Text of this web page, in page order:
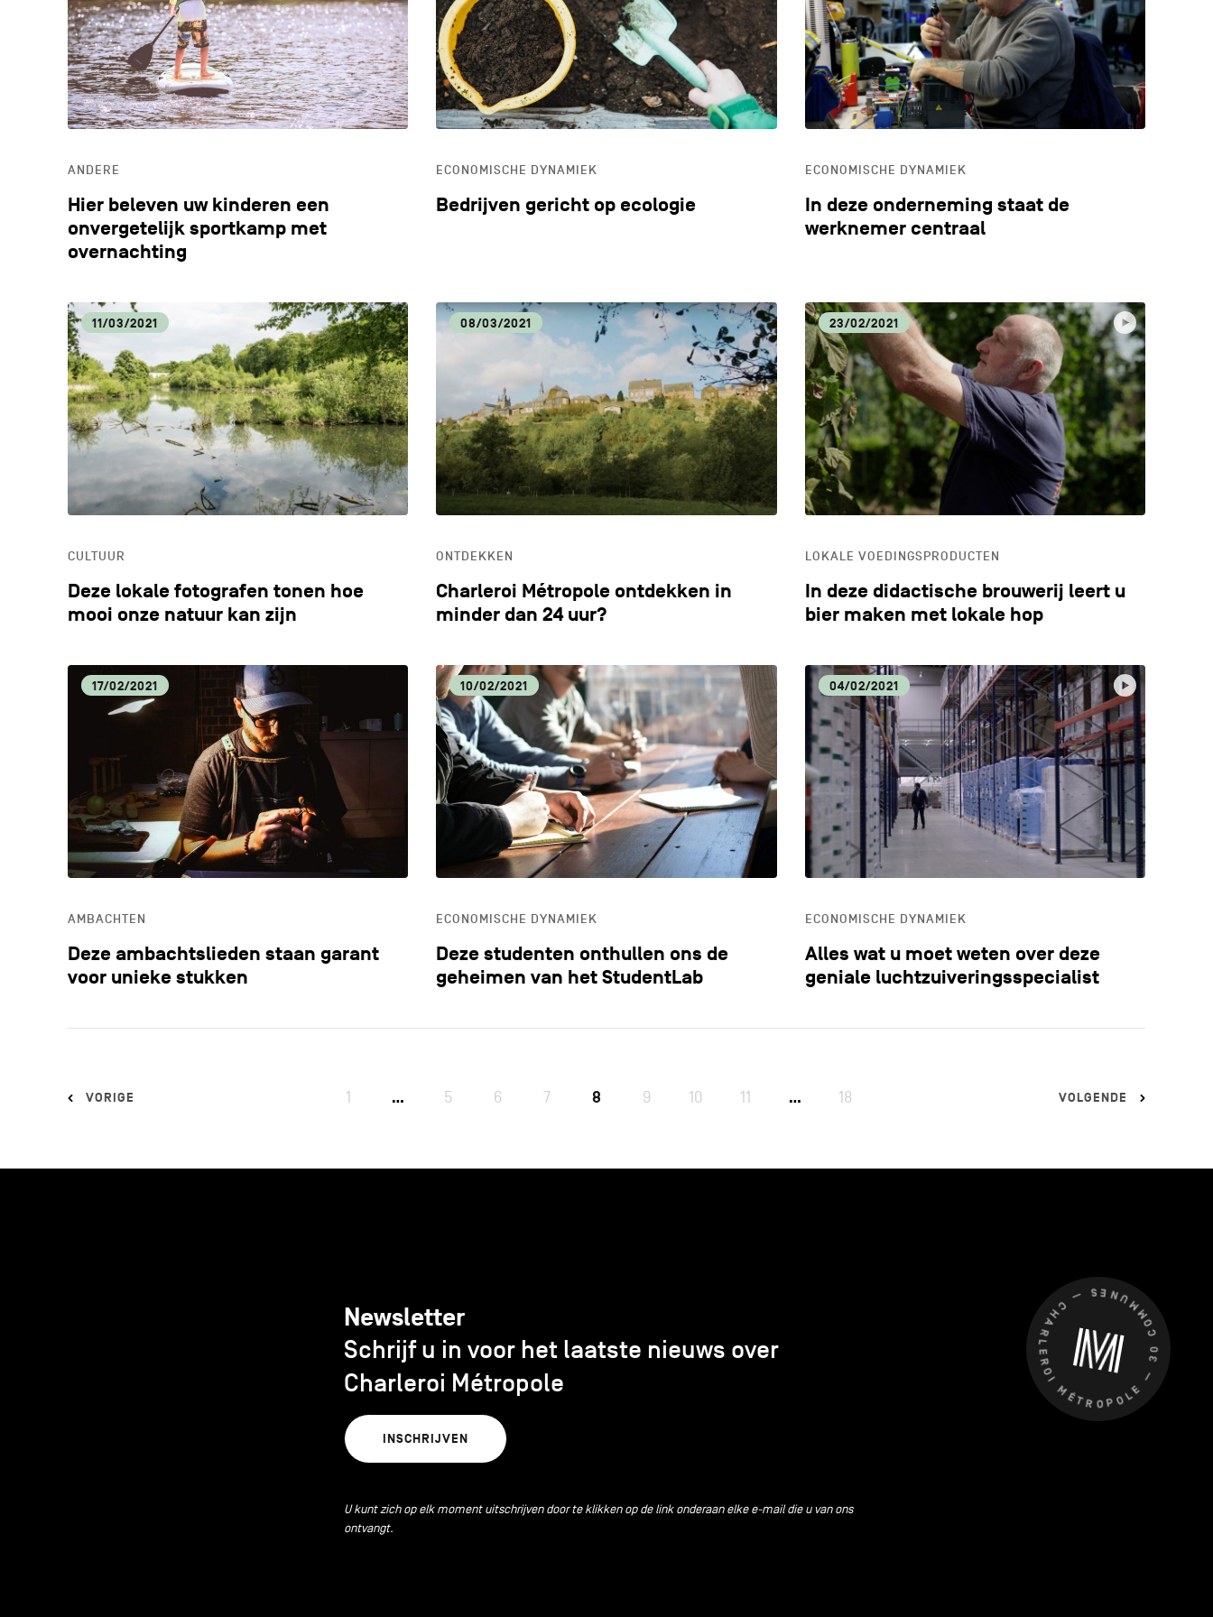
LIFESTYLE LOKALE VOEDINGSPRODUCTEN
MILIEU ONDERWIJS
ANDERE
Hier beleven uw kinderen een
onvergetelijk sportkamp met
overnachting
ECONOMISCHE DYNAMIEK
Bedrijven gericht op ecologie
ECONOMISCHE DYNAMIEK
In deze onderneming staat de
werknemer centraal
11/03/2021
CULTUUR
Deze lokale fotografen tonen hoe
mooi onze natuur kan zijn
08/03/2021
ONTDEKKEN
Charleroi Métropole ontdekken in
minder dan 24 uur?
23/02/2021
LOKALE VOEDINGSPRODUCTEN
In deze didactische brouwerij leert u
bier maken met lokale hop
17/02/2021
AMBACHTEN
Deze ambachtslieden staan garant
voor unieke stukken
10/02/2021
ECONOMISCHE DYNAMIEK
Deze studenten onthullen ons de
geheimen van het StudentLab
04/02/2021
ECONOMISCHE DYNAMIEK
Alles wat u moet weten over deze
geniale luchtzuiveringsspecialist
VORIGE 1 … 5 6 7 8 9 10 11 … 18 VOLGENDE
CHARLEROI MÉTROPOLE — 30 COMMUNES —
Newsletter
Schrijf u in voor het laatste nieuws over
Charleroi Métropole
INSCHRIJVEN
U kunt zich op elk moment uitschrijven door te klikken op de link onderaan elke e-mail die u van ons
ontvangt.